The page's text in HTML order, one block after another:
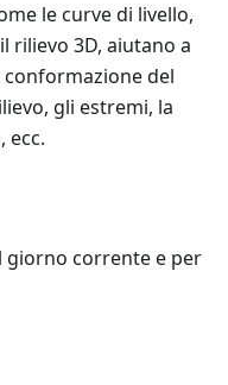
le curve di livello,
rilievo 3D, aiutano a
del
gli estremi, la
ecc.
giorno corrente e per